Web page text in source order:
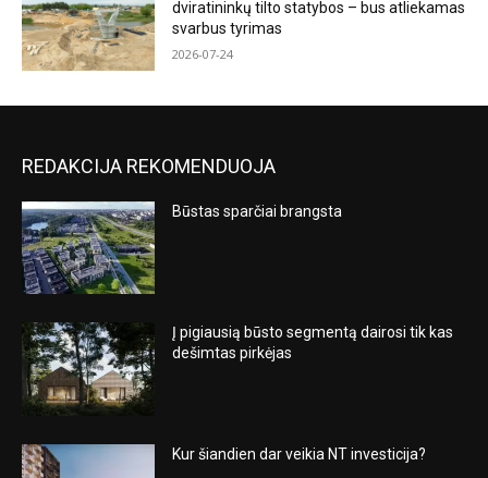
dviratininkų tilto statybos – bus atliekamas
svarbus tyrimas
2026-07-24
REDAKCIJA REKOMENDUOJA
Būstas sparčiai brangsta
Į pigiausią būsto segmentą dairosi tik kas
dešimtas pirkėjas
Kur šiandien dar veikia NT investicija?